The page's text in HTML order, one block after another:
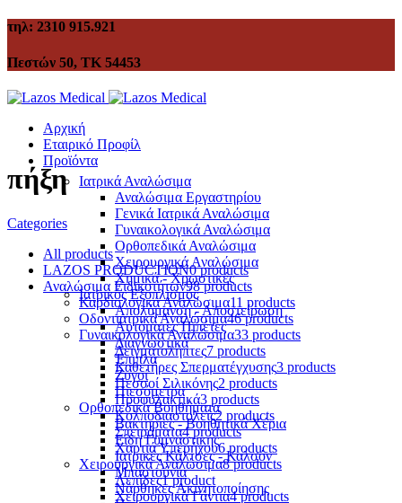
τηλ: 2310 915.921
Πεστών 50, ΤΚ 54453
Αρχική
Εταιρικό Προφίλ
Προϊόντα
Ιατρικά Αναλώσιμα
Αναλώσιμα Εργαστηρίου
Γενικά Ιατρικά Αναλώσιμα
Γυναικολογικά Αναλώσιμα
Ορθοπεδικά Αναλώσιμα
Χειρουργικά Αναλώσιμα
Χημικά - Χρωστικές
Ιατρικός Εξοπλισμός
Απολύμανση - Αποστείρωση
Αυτόματες Πιπέτες
Διαγνωστικά
Έπιπλα
Ζυγοί
Πιεσόμετρα
Ορθοπεδικά Βοηθήματα
Βακτηρίες - Βοηθητικά Χέρια
Είδη Γυμναστικής
Ιατρικές Κάλτσες - Καλσόν
Μπαστούνια
Νάρθηκες Ακινητοποίησης
πήξη
Categories
All products
LAZOS PRODUCTION0 products
Αναλώσιμα Ειδικοτήτων98 products
Καρδιολογικά Αναλώσιμα11 products
Οδοντιατρικά Αναλώσιμα46 products
Γυναικολογικά Αναλώσιμα33 products
Δειγματολήπτες7 products
Καθετήρες Σπερματέγχυσης3 products
Πεσσοί Σιλικόνης2 products
Προφυλακτικά3 products
Κολποδιαστολείς2 products
Σπειράματα4 products
Χαρτιά Υπερήχου6 products
Χειρουργικά Αναλώσιμα8 products
Λεπίδες1 product
Χειρουργικά Γάντια4 products